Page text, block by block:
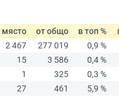
място от общо в топ %
2 467 277 019 0,9 %
15 3 586 0,4 %
1 325 0,3 %
27 461 5,9 %